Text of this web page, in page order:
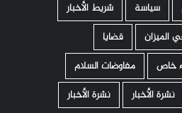
سياسة
شريط الأخبار
الميزان
قضايا
خاص
مفاوضات السلام
نشرة الأخبار نشرة الأخبار